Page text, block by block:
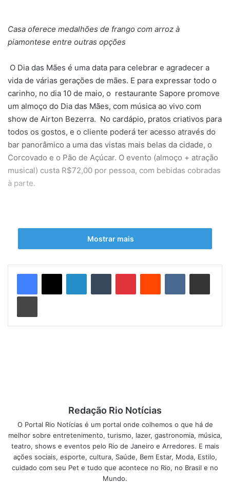
Casa oferece medalhões de frango com arroz à
piamontese entre outras opções
O Dia das Mães é uma data para celebrar e agradecer a
vida de várias gerações de mães. E para expressar todo o
carinho, no dia 10 de maio, o restaurante Sapore promove
um almoço do Dia das Mães, com música ao vivo com
show de Airton Bezerra. No cardápio, pratos criativos para
todos os gostos, e o cliente poderá ter acesso através do
bar panorâmico a uma das vistas mais belas da cidade, o
Corcovado e o Pão de Açúcar. O evento (almoço + atração
musical) custa R$72,00 por pessoa, com bebidas cobradas
à parte.
seguintes pratos quentes: arroz à piamontese, medalhão
de frango com champignon, escalopes ao poivre, penne ao
funghi, salmão ao molho de maracujá, batata recheada com
ricota e espinafre gratinada, sautê de legumes e quiche de
queijo minas com peito de peru. Para a sobremesa a dica é
mini tortinhas (limão, carioca ou alemã) em porções
Mostrar mais
Redação Rio Notícias
O Portal Rio Notícias é um portal onde colhemos o que há de
melhor sobre entretenimento, turismo, lazer, gastronomia, música,
teatro, shows e eventos pelo Rio de Janeiro e Arredores. E mais
ações sociais, esporte, cultura, Saúde, Bem Estar, Moda, Estilo,
cuidado com seu Pet e tudo que acontece no Rio, no Brasil e no
Mundo.